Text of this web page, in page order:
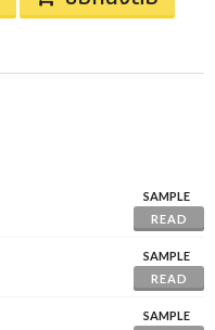
SAMPLE
READ
SAMPLE
READ
SAMPLE